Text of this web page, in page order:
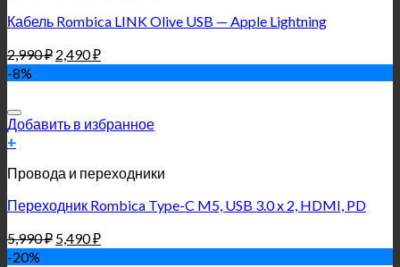
Кабель Rombica LINK Olive USB — Apple Lightning
2,990₽ 2,490₽
-8%
Добавить в избранное
+
Провода и переходники
Переходник Rombica Type-C M5, USB 3.0 x 2, HDMI, PD
5,990₽ 5,490₽
-20%